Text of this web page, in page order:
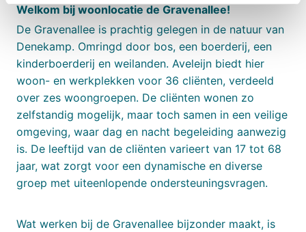
Welkom bij woonlocatie de Gravenallee!
De Gravenallee is prachtig gelegen in de natuur van
Denekamp. Omringd door bos, een boerderij, een
kinderboerderij en weilanden. Aveleijn biedt hier
woon- en werkplekken voor 36 cliënten, verdeeld
over zes woongroepen. De cliënten wonen zo
zelfstandig mogelijk, maar toch samen in een veilige
omgeving, waar dag en nacht begeleiding aanwezig
is. De leeftijd van de cliënten varieert van 17 tot 68
jaar, wat zorgt voor een dynamische en diverse
groep met uiteenlopende ondersteuningsvragen.
Wat werken bij de Gravenallee bijzonder maakt, is